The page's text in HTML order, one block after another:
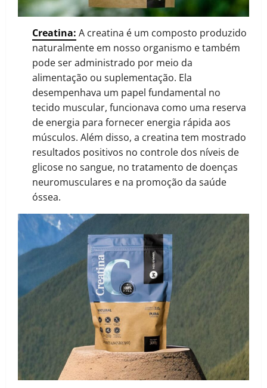
Creatina: A creatina é um composto produzido
naturalmente em nosso organismo e também
pode ser administrado por meio da
alimentação ou suplementação. Ela
desempenhava um papel fundamental no
tecido muscular, funcionava como uma reserva
de energia para fornecer energia rápida aos
músculos. Além disso, a creatina tem mostrado
resultados positivos no controle dos níveis de
glicose no sangue, no tratamento de doenças
neuromusculares e na promoção da saúde
óssea.